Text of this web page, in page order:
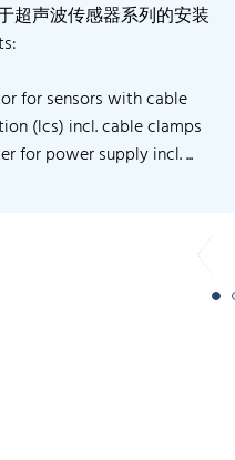
超声波传感器系列的安装
for sensors with cable
(lcs) incl. cable clamps
for power supply incl. ...